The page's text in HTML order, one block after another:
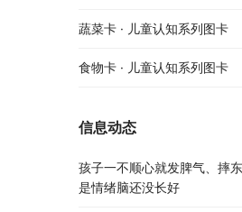
蔬菜卡 · 儿童认知系列图卡
食物卡 · 儿童认知系列图卡
信息动态
孩子一不顺心就发脾气、摔
是情绪脑还没长好